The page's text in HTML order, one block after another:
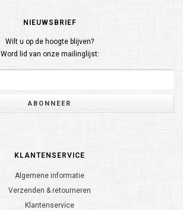
NIEUWSBRIEF
Wilt u op de hoogte blijven?
Word lid van onze mailinglijst:
ABONNEER
KLANTENSERVICE
Algemene informatie
Verzenden & retourneren
Klantenservice